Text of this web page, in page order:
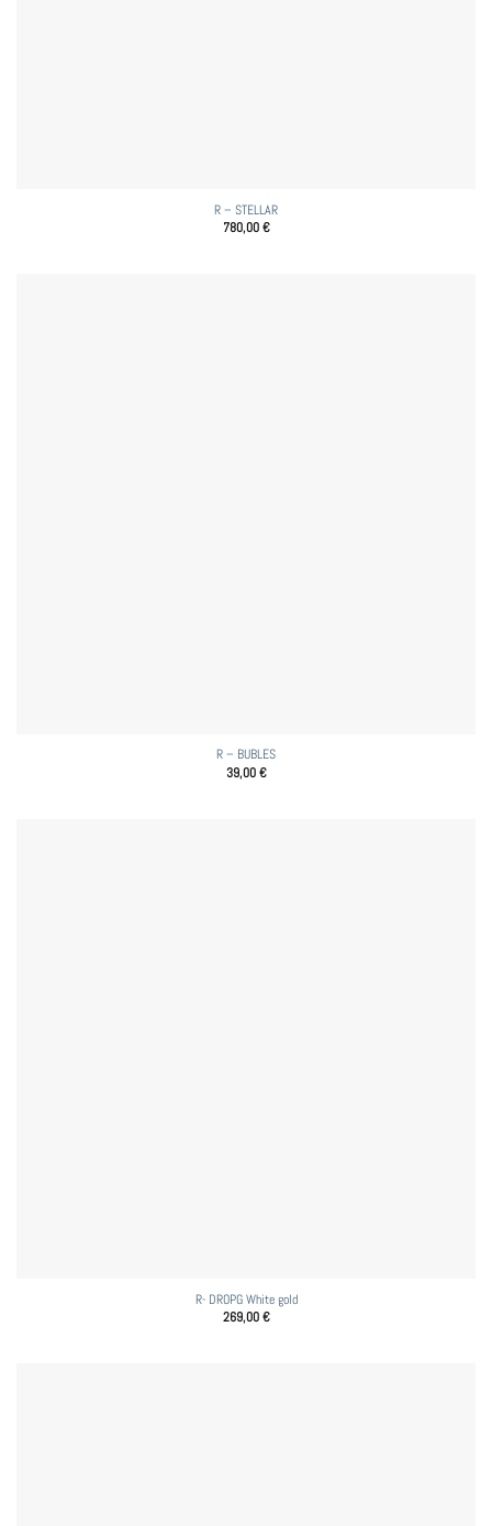
R – STELLAR
780,00€
R – BUBLES
39,00€
R- DROPG White gold
269,00€